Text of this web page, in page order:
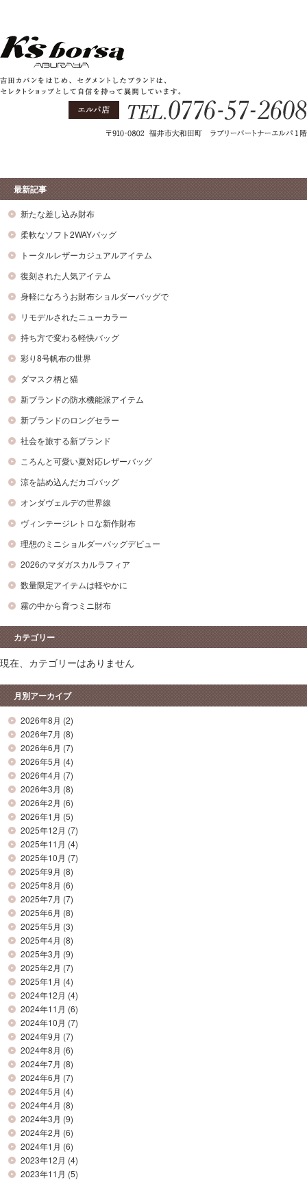
最新記事
新たな差し込み財布
柔軟なソフト2WAYバッグ
トータルレザーカジュアルアイテム
復刻された人気アイテム
身軽になろうお財布ショルダーバッグで
リモデルされたニューカラー
持ち方で変わる軽快バッグ
彩り8号帆布の世界
ダマスク柄と猫
新ブランドの防水機能派アイテム
新ブランドのロングセラー
社会を旅する新ブランド
ころんと可愛い夏対応レザーバッグ
涼を詰め込んだカゴバッグ
オンダヴェルデの世界線
ヴィンテージレトロな新作財布
理想のミニショルダーバッグデビュー
2026のマダガスカルラフィア
数量限定アイテムは軽やかに
霧の中から育つミニ財布
カテゴリー
現在、カテゴリーはありません
月別アーカイブ
2026年8月 (2)
2026年7月 (8)
2026年6月 (7)
2026年5月 (4)
2026年4月 (7)
2026年3月 (8)
2026年2月 (6)
2026年1月 (5)
2025年12月 (7)
2025年11月 (4)
2025年10月 (7)
2025年9月 (8)
2025年8月 (6)
2025年7月 (7)
2025年6月 (8)
2025年5月 (3)
2025年4月 (8)
2025年3月 (9)
2025年2月 (7)
2025年1月 (4)
2024年12月 (4)
2024年11月 (6)
2024年10月 (7)
2024年9月 (7)
2024年8月 (6)
2024年7月 (8)
2024年6月 (7)
2024年5月 (4)
2024年4月 (8)
2024年3月 (9)
2024年2月 (6)
2024年1月 (6)
2023年12月 (4)
2023年11月 (5)